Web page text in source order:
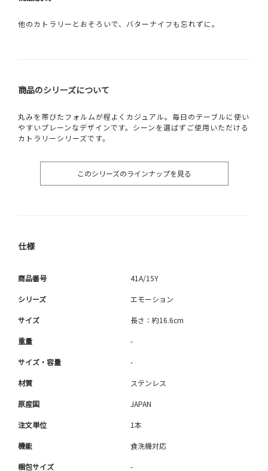
他のカトラリーとおそろいで、バターナイフも忘れずに。
商品のシリーズについて
丸みを帯びたフォルムが程よくカジュアル。毎日のテーブルに使い
やすいプレーンなデザインです。シーンを選ばずご使用いただける
カトラリーシリーズです。
このシリーズのラインナップを見る
仕様
商品番号 41A/15Y
シリーズ エモーション
サイズ 長さ：約16.6cm
重量 -
サイズ・容量 -
材質 ステンレス
原産国 JAPAN
注文単位 1本
機能 食洗機対応
梱包サイズ -